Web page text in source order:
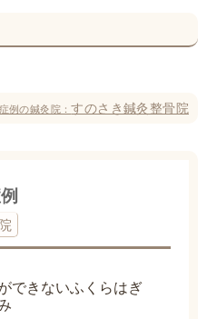
症例の鍼灸院：すのさき鍼灸整骨院
できないふくらはぎ